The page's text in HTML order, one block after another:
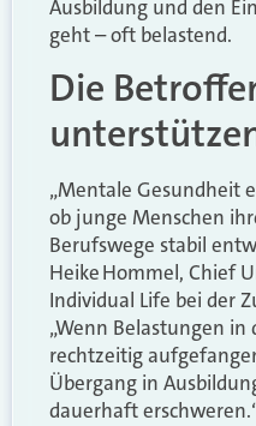
Ausbildung und den
geht – oft belastend.
Die
„Mentale Gesundheit
ob junge Menschen
Berufswege stabil
Heike Hommel, Chief
Individual Life bei der
„Wenn Belastungen in
rechtzeitig
Übergang in
dauerhaft